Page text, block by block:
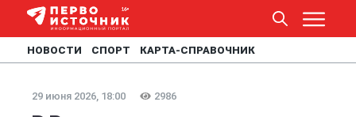
НОВОСТИ СПОРТ КАРТА-СПРАВОЧНИК
29 июня 2026, 18:00 2986